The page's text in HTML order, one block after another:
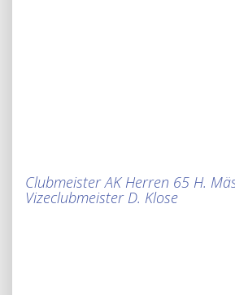
Clubmeister AK Herren 65 H.
Vizeclubmeister D. Klose